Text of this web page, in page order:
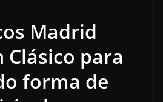
Madrid
Clásico para
forma de